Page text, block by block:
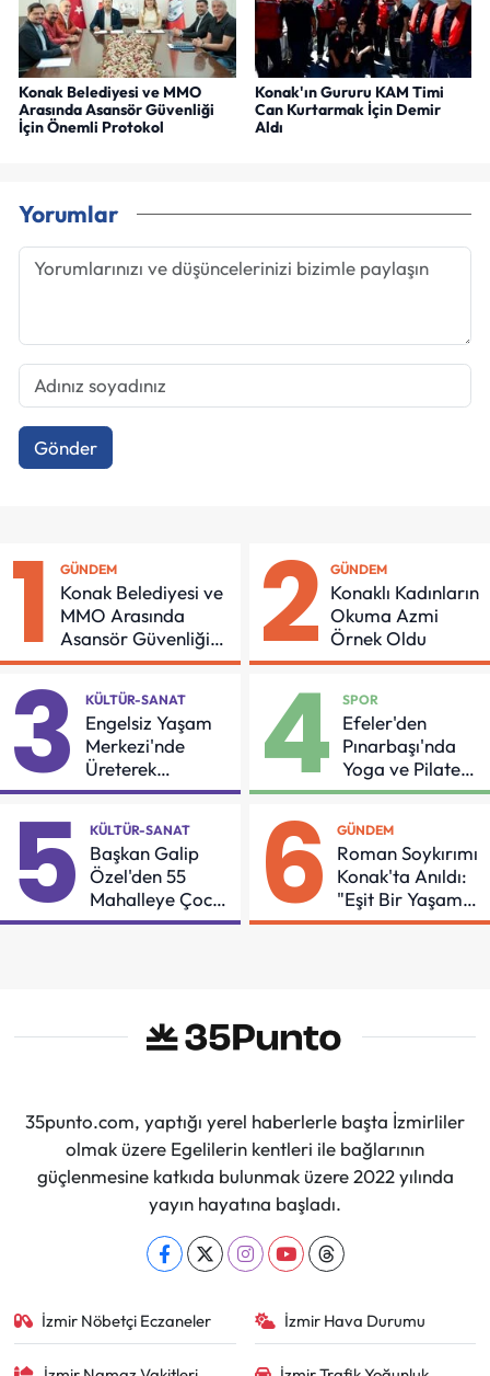
Konak Belediyesi ve MMO
Arasında Asansör Güvenliği
İçin Önemli Protokol
Konak'ın Gururu KAM Timi
Can Kurtarmak İçin Demir
Aldı
Yorumlar
Gönder
1 GÜNDEM
Konak Belediyesi ve
MMO Arasında
Asansör Güvenliği
İçin Önemli Protokol
2 GÜNDEM
Konaklı Kadınların
Okuma Azmi
Örnek Oldu
3 KÜLTÜR-SANAT
Engelsiz Yaşam
Merkezi'nde
Üreterek
Güçleniyorlar
4 SPOR
Efeler'den
Pınarbaşı'nda
Yoga ve Pilates
Buluşması
5 KÜLTÜR-SANAT
Başkan Galip
Özel'den 55
Mahalleye Çocuk
Şenliği
6 GÜNDEM
Roman Soykırımı
Konak'ta Anıldı:
"Eşit Bir Yaşam
İçin Mücadeleyi
35punto.com, yaptığı yerel haberlerle başta İzmirliler
olmak üzere Egelilerin kentleri ile bağlarının
güçlenmesine katkıda bulunmak üzere 2022 yılında
yayın hayatına başladı.
İzmir Nöbetçi Eczaneler İzmir Hava Durumu